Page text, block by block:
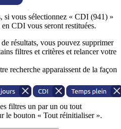
si vous sélectionnez « CDI (941) »
CDI vous seront restituées.
résultats, vous pouvez supprimer
filtres et critères et relancer votre
recherche apparaissent de la façon
filtres un par un ou tout
le bouton « Tout réinitialiser ».